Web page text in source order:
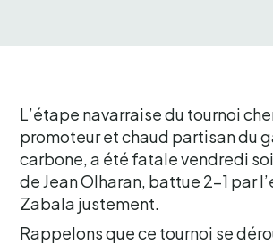
L’étape navarraise du tournoi
promoteur et chaud partisan du
carbone, a été fatale vendredi
de Jean Olharan, battue 2-1 par
Zabala justement.
Rappelons que ce tournoi se